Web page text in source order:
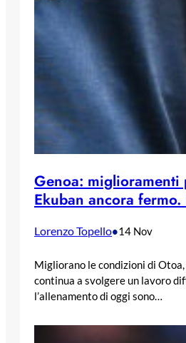
Genoa: miglioramenti
Ekuban ancora
Lorenzo Topello•14 Nov
Migliorano le condizioni di
continua a svolgere un lavoro
l’allenamento di oggi sono…